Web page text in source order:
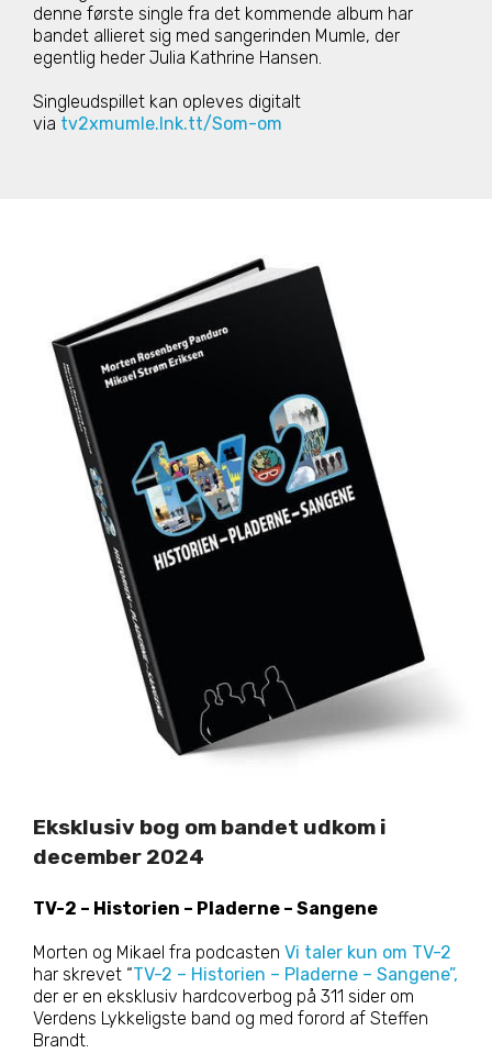
denne første single fra det kommende album har
bandet allieret sig med sangerinden Mumle, der
egentlig heder Julia Kathrine Hansen.
Singleudspillet kan opleves digitalt
via tv2xmumle.lnk.tt/Som-om
Eksklusiv bog om bandet udkom i
december 2024
TV-2 – Historien – Pladerne – Sangene
Morten og Mikael fra podcasten Vi taler kun om TV-2
har skrevet “TV-2 – Historien – Pladerne – Sangene”,
der er en eksklusiv hardcoverbog på 311 sider om
Verdens Lykkeligste band og med forord af Steffen
Brandt.